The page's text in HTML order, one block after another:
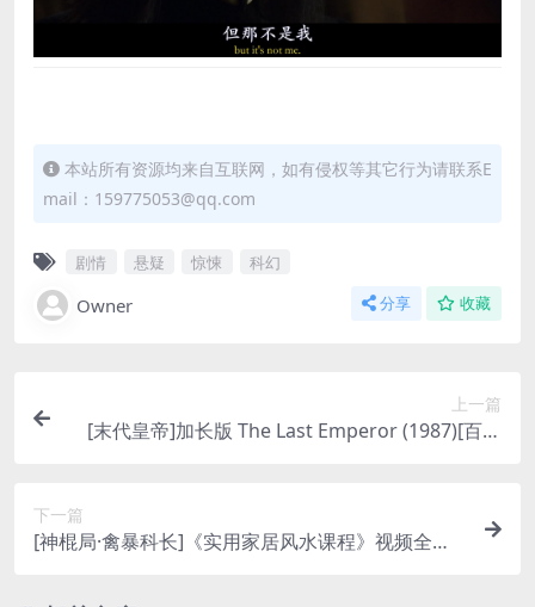
本站所有资源均来自互联网，如有侵权等其它行为请联系E
mail：159775053@qq.com
剧情 悬疑 惊悚 科幻
Owner 分享 收藏
上一篇
[末代皇帝]加长版 The Last Emperor (1987)[百度
下一篇
[神棍局·禽暴科长]《实用家居风水课程》视频全集
F/3.6GB][中文字幕]